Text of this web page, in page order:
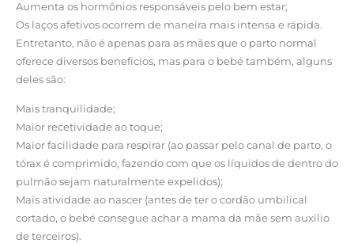
Aumenta os hormônios responsáveis pelo bem estar;
Os laços afetivos ocorrem de maneira mais intensa e rápida.
Entretanto, não é apenas para as mães que o parto normal
oferece diversos benefícios, mas para o bebé também, alguns
deles são:
Mais tranquilidade;
Maior recetividade ao toque;
Maior facilidade para respirar (ao passar pelo canal de parto, o
tórax é comprimido, fazendo com que os líquidos de dentro do
pulmão sejam naturalmente expelidos);
Mais atividade ao nascer (antes de ter o cordão umbilical
cortado, o bebé consegue achar a mama da mãe sem auxílio
de terceiros).